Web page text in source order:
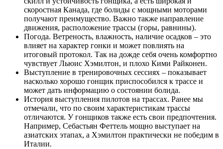
скоростная Канада, где болиды с мощными моторами
получают преимущество. Важно также направление
движения, расположение трассы (горы, равнины).
Погода. Ветреность, влажность, наличие осадков – это
влияет на характер гонки и может повлиять на
итоговый протокол. Так на дожде себя очень комфортно
чувствует Льюис Хэмилтон, и плохо Кими Райконен.
Выступление в тренировочных сессиях – показывает
насколько хорошо гонщик приспособился к трассе и
может дать информацию о состоянии болида.
История выступления пилотов на трассах. Ранее мы
отмечали, что по своим характеристикам трассы
отличаются. У гонщиков также есть свои предпочтения.
Например, Себастьян Феттель мощно выступает на
азиатских этапах, а Хэмилтон практически не победим в
Италии.